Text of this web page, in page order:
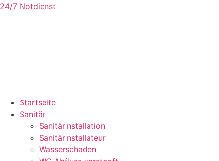
24/7 Notdienst
Startseite
Sanitär
Sanitärinstallation
Sanitärinstallateur
Wasserschaden